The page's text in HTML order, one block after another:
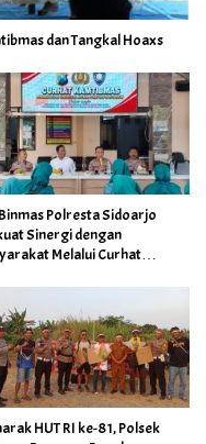
dan Tangkal Hoaxs
Polresta Sidoarjo
Sinergi dengan
Melalui Curhat
HUT RI ke-81, Polsek